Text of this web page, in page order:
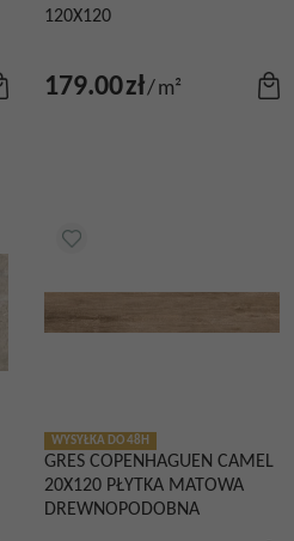
120X120
179.00zł/m²
WYSYŁKA DO 48H
GRES COPENHAGUEN CAMEL
20X120 PŁYTKA MATOWA
DREWNOPODOBNA